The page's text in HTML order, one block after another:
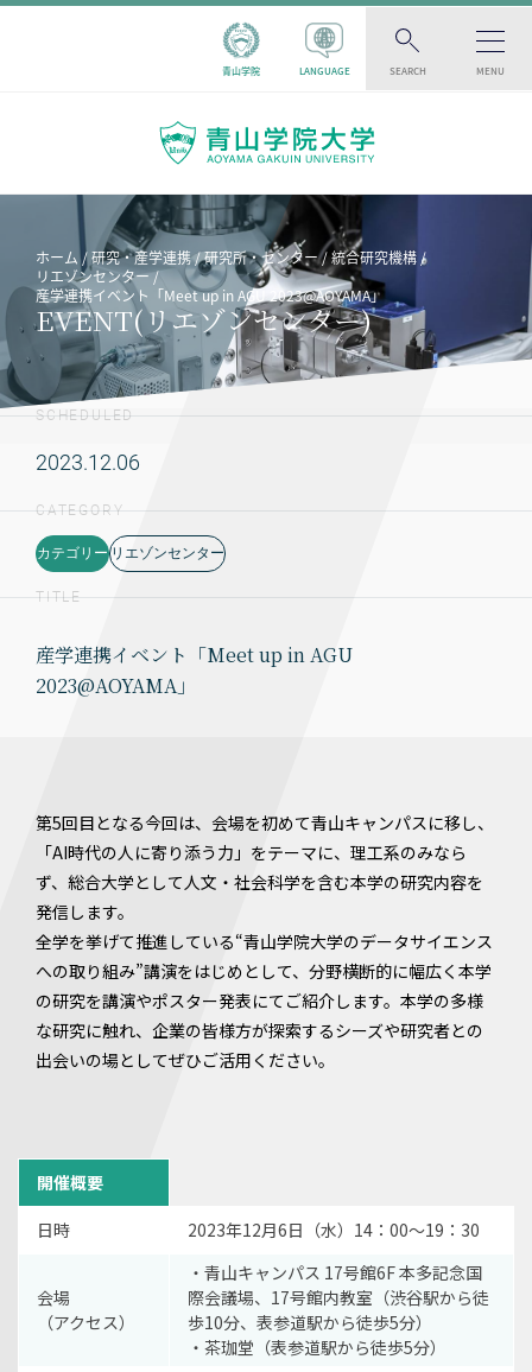
青山学院 LANGUAGE SEARCH MENU
ホーム 研究・産学連携 研究所・センター
統合研究機構
リエゾンセンター
産学連携イベント「Meet up in AGU 2023@AOYAMA」
EVENT(リエゾンセンター)
SCHEDULED
2023.12.06
CATEGORY
カテゴリー リエゾンセンター
TITLE
産学連携イベント「Meet up in AGU
2023@AOYAMA」
第5回目となる今回は、会場を初めて青山キャンパスに移し、
「AI時代の人に寄り添う力」をテーマに、理工系のみなら
ず、総合大学として人文・社会科学を含む本学の研究内容を
発信します。
全学を挙げて推進している“青山学院大学のデータサイエンス
への取り組み”講演をはじめとして、分野横断的に幅広く本学
の研究を講演やポスター発表にてご紹介します。本学の多様
な研究に触れ、企業の皆様方が探索するシーズや研究者との
出会いの場としてぜひご活用ください。
開催概要
日時
2023年12月6日（水）14：00～19：30
会場
（アクセス）
・青山キャンパス 17号館6F 本多記念国
際会議場、17号館内教室（渋谷駅から徒
歩10分、表参道駅から徒歩5分）
・茶珈堂（表参道駅から徒歩5分）